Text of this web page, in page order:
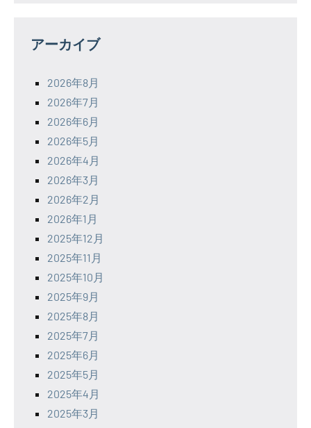
アーカイブ
2026年8月
2026年7月
2026年6月
2026年5月
2026年4月
2026年3月
2026年2月
2026年1月
2025年12月
2025年11月
2025年10月
2025年9月
2025年8月
2025年7月
2025年6月
2025年5月
2025年4月
2025年3月